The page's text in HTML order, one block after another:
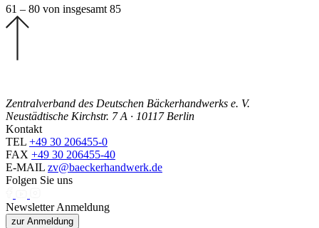
61 – 80 von insgesamt 85
Zentralverband des Deutschen Bäckerhandwerks e. V.
Neustädtische Kirchstr. 7 A · 10117 Berlin
Kontakt
TEL +49 30 206455-0
FAX +49 30 206455-40
E-MAIL zv@baeckerhandwerk.de
Folgen Sie uns
Newsletter Anmeldung
zur Anmeldung